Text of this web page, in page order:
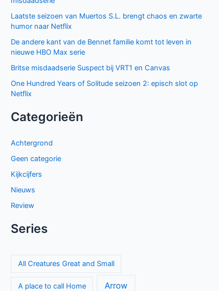
Laatste seizoen van Muertos S.L. brengt chaos en zwarte
humor naar Netflix
De andere kant van de Bennet familie komt tot leven in
nieuwe HBO Max serie
Britse misdaadserie Suspect bij VRT1 en Canvas
One Hundred Years of Solitude seizoen 2: episch slot op
Netflix
Categorieën
Achtergrond
Geen categorie
Kijkcijfers
Nieuws
Review
Series
All Creatures Great and Small
A place to call Home Arrow